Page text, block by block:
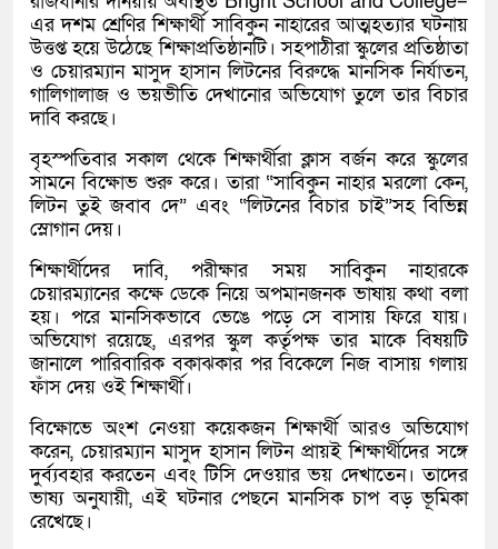
এর দশম শ্রেণির শিক্ষার্থী সাবিকুন নাহারের আত্মহত্যার ঘটনায়
উত্তপ্ত হয়ে উঠেছে শিক্ষাপ্রতিষ্ঠানটি। সহপাঠীরা স্কুলের প্রতিষ্ঠাতা
ও চেয়ারম্যান মাসুদ হাসান লিটনের বিরুদ্ধে মানসিক নির্যাতন,
গালিগালাজ ও ভয়ভীতি দেখানোর অভিযোগ তুলে তার বিচার
দাবি করছে।
বৃহস্পতিবার সকাল থেকে শিক্ষার্থীরা ক্লাস বর্জন করে স্কুলের
সামনে বিক্ষোভ শুরু করে। তারা “সাবিকুন নাহার মরলো কেন,
লিটন তুই জবাব দে” এবং “লিটনের বিচার চাই”সহ বিভিন্ন
স্লোগান দেয়।
শিক্ষার্থীদের দাবি, পরীক্ষার সময় সাবিকুন নাহারকে
চেয়ারম্যানের কক্ষে ডেকে নিয়ে অপমানজনক ভাষায় কথা বলা
হয়। পরে মানসিকভাবে ভেঙে পড়ে সে বাসায় ফিরে যায়।
অভিযোগ রয়েছে, এরপর স্কুল কর্তৃপক্ষ তার মাকে বিষয়টি
জানালে পারিবারিক বকাঝকার পর বিকেলে নিজ বাসায় গলায়
ফাঁস দেয় ওই শিক্ষার্থী।
বিক্ষোভে অংশ নেওয়া কয়েকজন শিক্ষার্থী আরও অভিযোগ
করেন, চেয়ারম্যান মাসুদ হাসান লিটন প্রায়ই শিক্ষার্থীদের সঙ্গে
দুর্ব্যবহার করতেন এবং টিসি দেওয়ার ভয় দেখাতেন। তাদের
ভাষ্য অনুযায়ী, এই ঘটনার পেছনে মানসিক চাপ বড় ভূমিকা
রেখেছে।